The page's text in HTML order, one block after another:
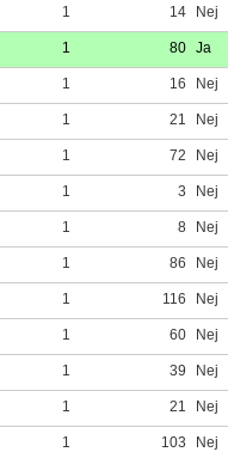
1 14
Nej
1 80 Ja
1 16
Nej
1 21
Nej
1 72
Nej
1 3
Nej
1 8
Nej
1 86
Nej
1 116
Nej
1 60
Nej
1 39
Nej
1 21
Nej
1 103
Nej